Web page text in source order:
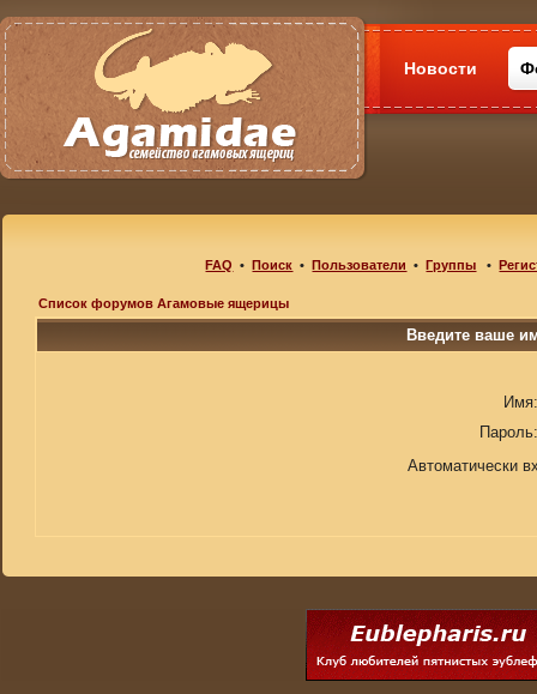
Новости
FAQ •Поиск •Пользователи •Группы •
Список форумов Агамовые ящерицы
Введите ваше
Имя:
Пароль:
Автоматически